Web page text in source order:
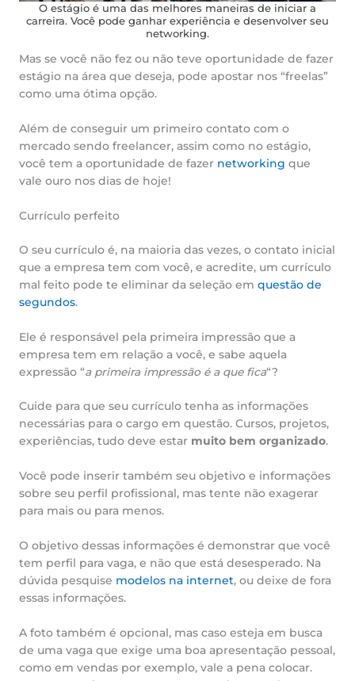
O estágio é uma das melhores maneiras de iniciar a
carreira. Você pode ganhar experiência e desenvolver seu
networking.
Mas se você não fez ou não teve oportunidade de fazer
estágio na área que deseja, pode apostar nos “freelas”
como uma ótima opção.
Além de conseguir um primeiro contato com o
mercado sendo freelancer, assim como no estágio,
você tem a oportunidade de fazer networking que
vale ouro nos dias de hoje!
Currículo perfeito
O seu currículo é, na maioria das vezes, o contato inicial
que a empresa tem com você, e acredite, um currículo
mal feito pode te eliminar da seleção em questão de
segundos.
Ele é responsável pela primeira impressão que a
empresa tem em relação a você, e sabe aquela
expressão “a primeira impressão é a que fica“?
Cuide para que seu currículo tenha as informações
necessárias para o cargo em questão. Cursos, projetos,
experiências, tudo deve estar muito bem organizado.
Você pode inserir também seu objetivo e informações
sobre seu perfil profissional, mas tente não exagerar
para mais ou para menos.
O objetivo dessas informações é demonstrar que você
tem perfil para vaga, e não que está desesperado. Na
dúvida pesquise modelos na internet, ou deixe de fora
essas informações.
A foto também é opcional, mas caso esteja em busca
de uma vaga que exige uma boa apresentação pessoal,
como em vendas por exemplo, vale a pena colocar.